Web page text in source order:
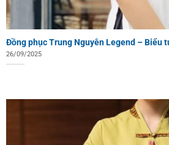
Đồng phục Trung Nguyên Legend – Biểu
26/09/2025